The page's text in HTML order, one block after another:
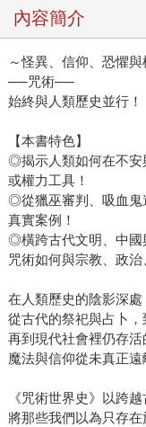
內容簡介
～怪異、信仰、恐懼與
──咒術──
始終與人類歷史並行！
【本書特色】
◎揭示人類如何在不安
或權力工具！
◎從獵巫審判、吸血鬼
真實案例！
◎橫跨古代文明、中國
咒術如何與宗教、政
在人類歷史的陰影深處
從古代的祭祀與占卜，
再到現代社會裡仍存活
魔法與信仰從未真正遠
《咒術世界史》以跨越
將那些我們以為只存在